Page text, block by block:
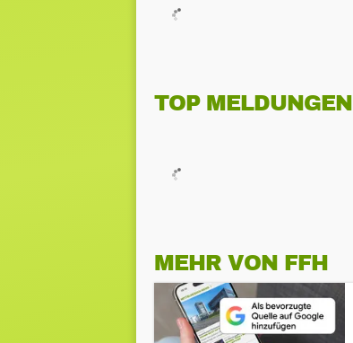
TOP MELDUNGEN
MEHR VON FFH